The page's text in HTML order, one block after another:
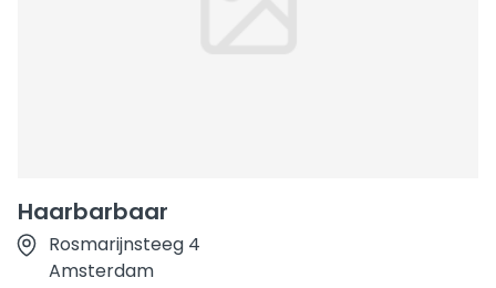
Haarbarbaar
Rosmarijnsteeg 4
Amsterdam